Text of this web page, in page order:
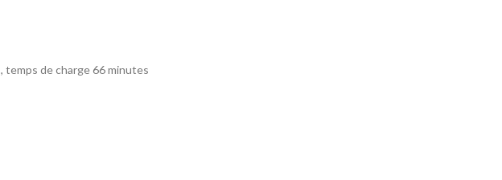
temps de charge 66 minutes